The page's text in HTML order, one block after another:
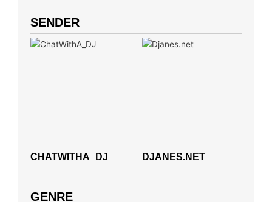
SENDER
CHATWITHA_DJ DJANES.NET
GENRE